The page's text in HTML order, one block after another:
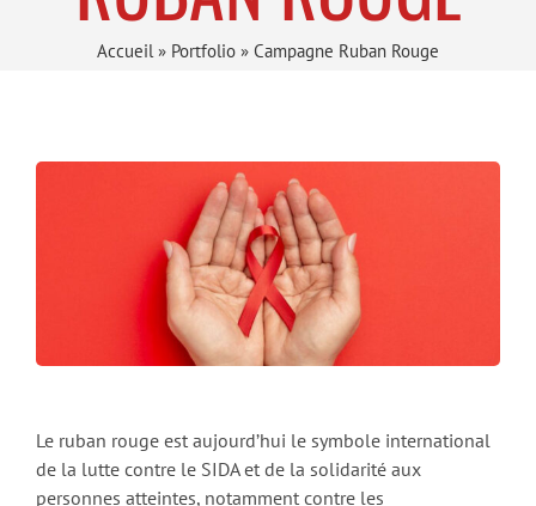
Accueil » Portfolio » Campagne Ruban Rouge
Le ruban rouge est aujourd’hui le symbole international
de la lutte contre le SIDA et de la solidarité aux
personnes atteintes, notamment contre les